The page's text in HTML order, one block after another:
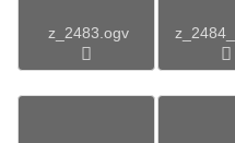
z_2483.ogv